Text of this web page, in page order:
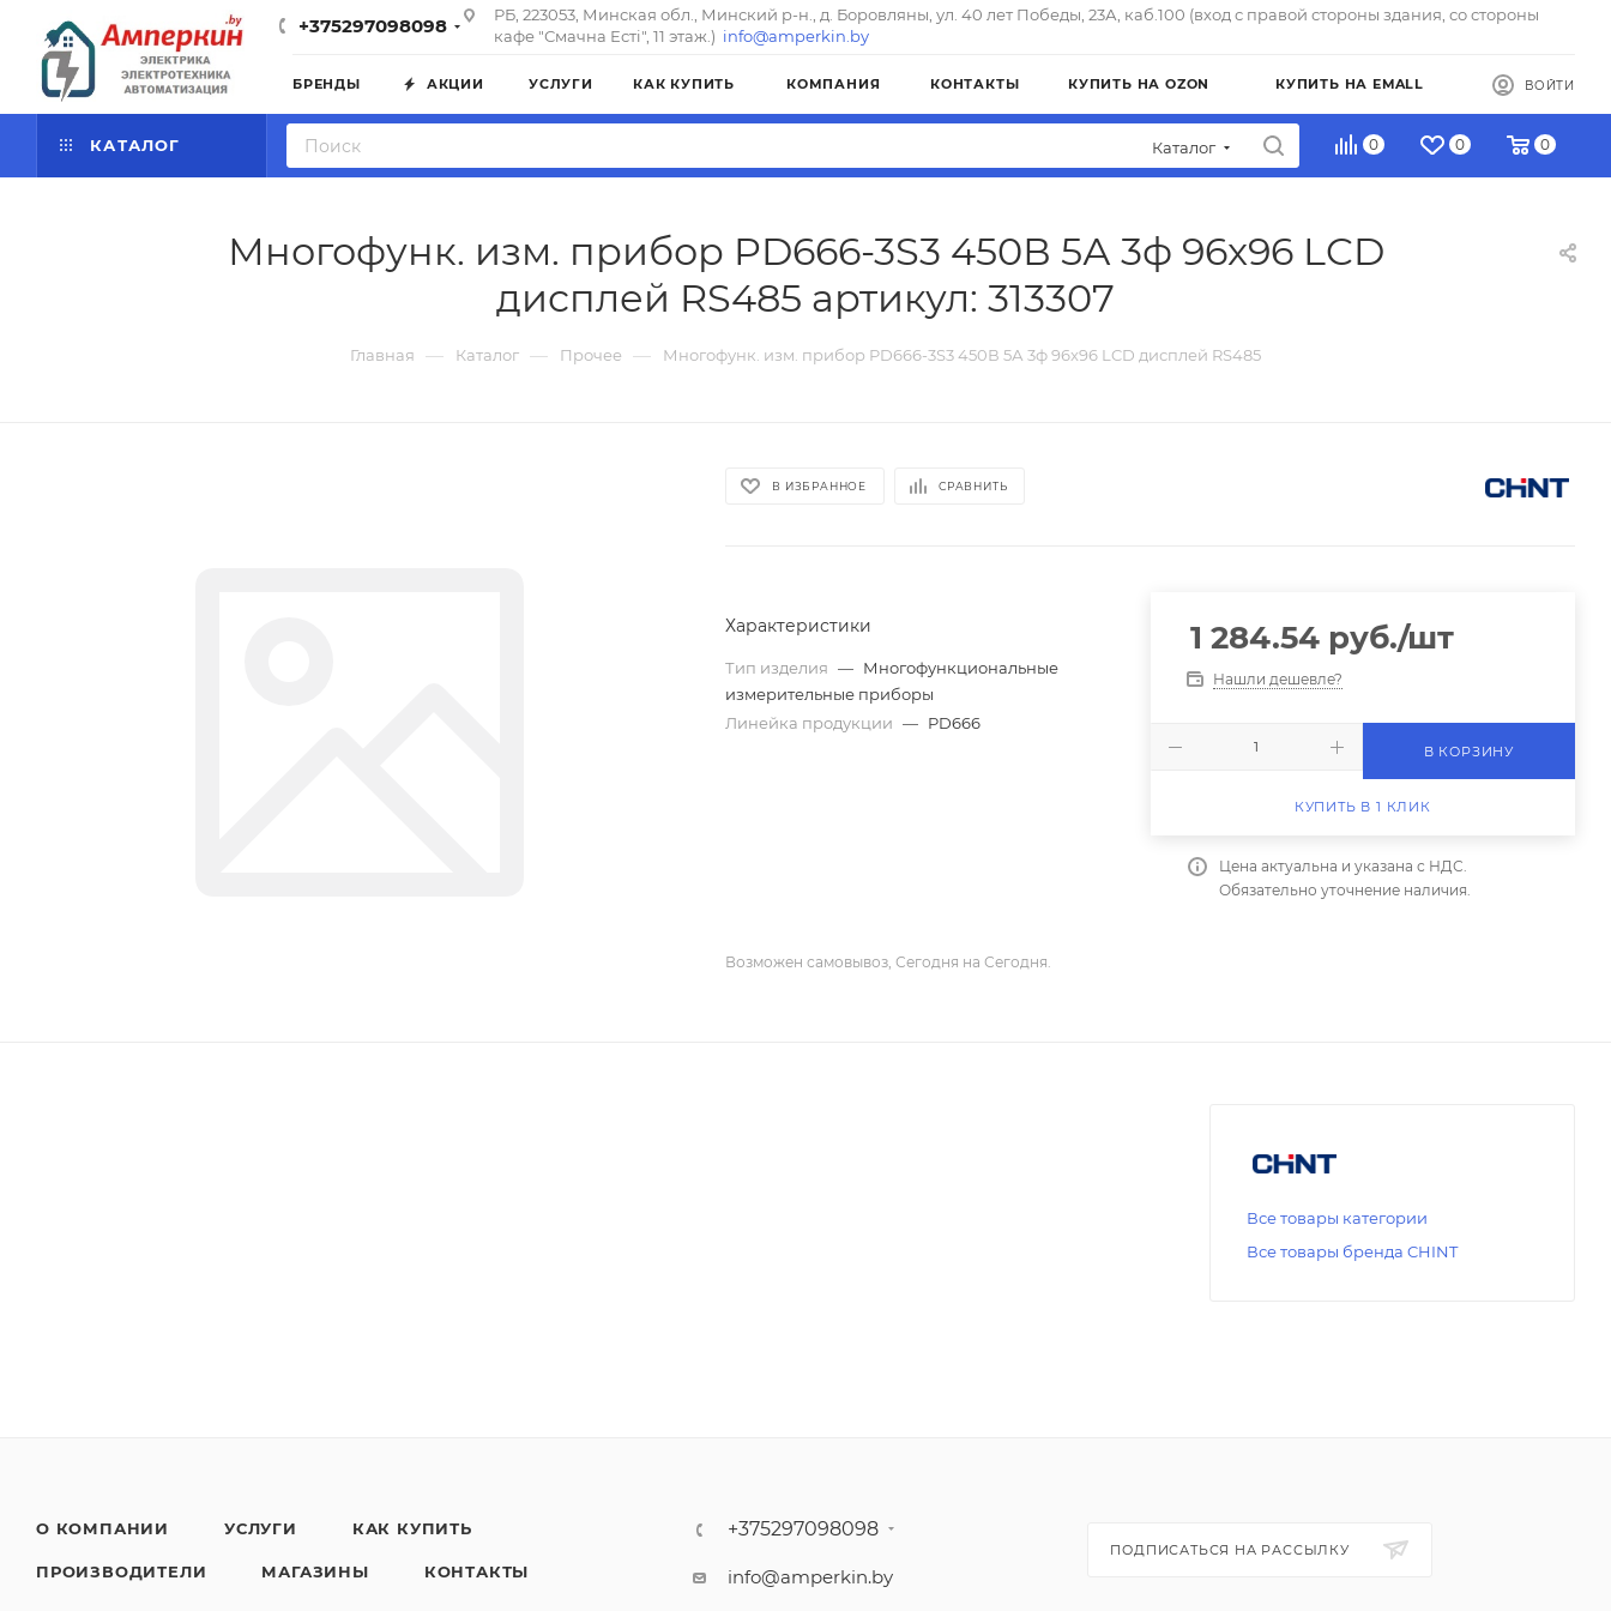
+375297098098
РБ, 223053, Минская обл., Минский р-н., д. Боровляны, ул. 40 лет Победы, 23А, каб.100 (вход с правой стороны здания, со стороны
кафе "Смачна Естi", 11 этаж.) info@amperkin.by
БРЕНДЫ АКЦИИ УСЛУГИ КАК КУПИТЬ КОМПАНИЯ КОНТАКТЫ КУПИТЬ НА OZON КУПИТЬ НА EMALL ВОЙТИ
КАТАЛОГ Каталог 0 0 0
Многофунк. изм. прибор PD666-3S3 450В 5А 3ф 96x96 LCD
дисплей RS485 артикул: 313307
Главная — Каталог — Прочее — Многофунк. изм. прибор PD666-3S3 450В 5А 3ф 96x96 LCD дисплей RS485
В ИЗБРАННОЕ СРАВНИТЬ
Характеристики
Тип изделия — Многофункциональные
измерительные приборы
Линейка продукции — PD666
1 284.54руб./шт
Нашли дешевле?
В КОРЗИНУ
КУПИТЬ В 1 КЛИК
Цена актуальна и указана с НДС.
Обязательно уточнение наличия.
Возможен самовывоз, Сегодня на Сегодня.
Все товары категории
Все товары бренда CHINT
О КОМПАНИИ УСЛУГИ КАК КУПИТЬ
ПРОИЗВОДИТЕЛИ МАГАЗИНЫ КОНТАКТЫ
+375297098098
info@amperkin.by
ПОДПИСАТЬСЯ НА РАССЫЛКУ